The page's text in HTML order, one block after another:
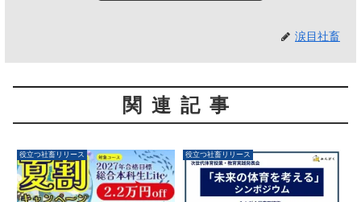
涙目社畜
関連記事
役立つ社畜リリース 役立つ社畜リリース